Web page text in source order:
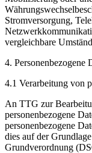
Stromversorgung,
vergleichbare
4. Personenbezogene
4.1 Verarbeitung von
An TTG zur
personenbezogene
personenbezogene
dies auf der
Grundverordnung